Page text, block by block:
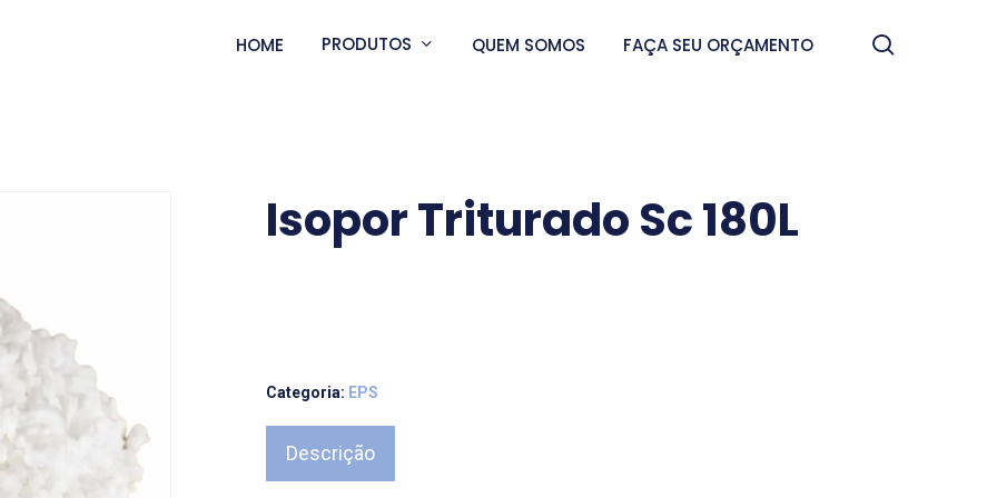
HOME PRODUTOS QUEM SOMOS FAÇA SEU ORÇAMENTO
Isopor Triturado Sc 180L
Categoria: EPS
Descrição